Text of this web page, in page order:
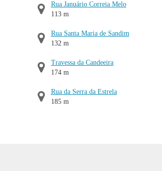
Rua Januário Correia Melo
113 m
Rua Santa Maria de Sandim
132 m
Travessa da Candeeira
174 m
Rua da Serra da Estrela
185 m